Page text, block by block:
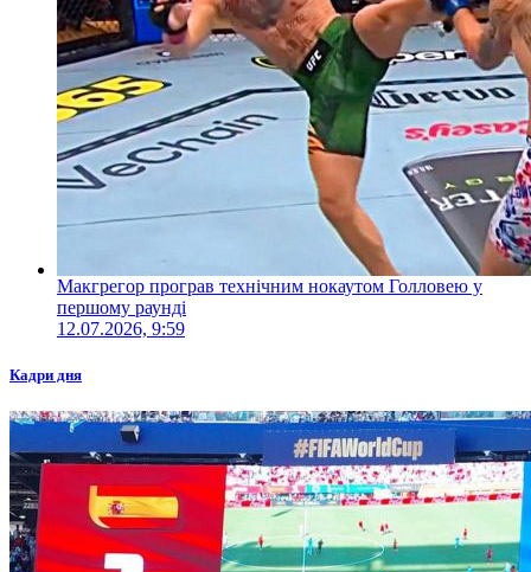
Макгрегор програв технічним нокаутом Голловею у
першому раунді
12.07.2026, 9:59
Кадри дня